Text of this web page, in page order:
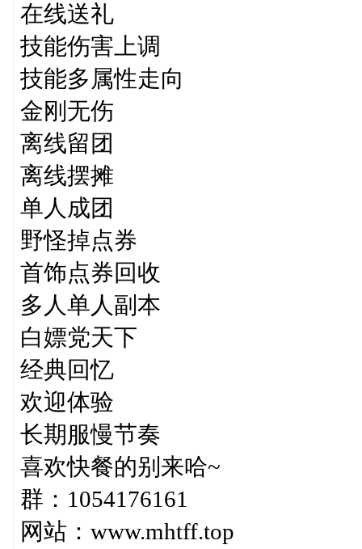
在线送礼
技能伤害上调
技能多属性走向
金刚无伤
离线留团
离线摆摊
单人成团
野怪掉点券
首饰点券回收
多人单人副本
白嫖党天下
经典回忆
欢迎体验
长期服慢节奏
喜欢快餐的别来哈~
群：1054176161
网站：www.mhtff.top